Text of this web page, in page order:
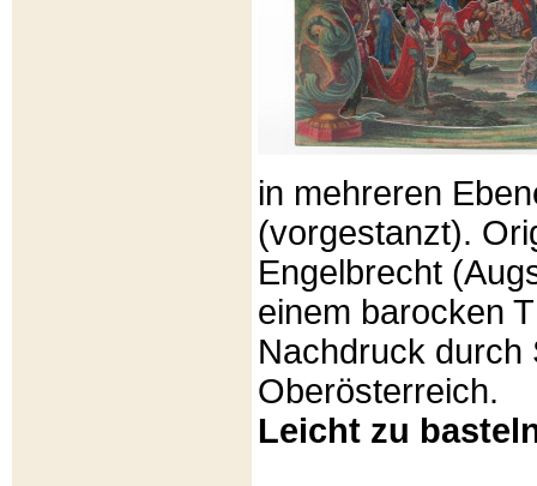
in mehreren
(vorgestanzt).
Engelbrecht
einem barocken
Nachdruck durch
Oberösterreich.
Leicht zu